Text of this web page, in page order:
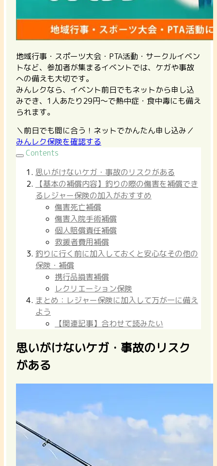
地域行事・スポーツ大会・PTA活動・サークルイベン
トなど、参加者が集まるイベントでは、ケガや事故
への備えも大切です。
みんレクなら、イベント前日でもネットから申し込
みでき、1人あたり29円〜で熱中症・食中毒にも備え
られます。
＼前日でも間に合う！ネットでかんたん申し込み／
みんレク保険を確認する
Contents
思いがけないケガ・事故のリスクがある
【基本の補償内容】釣りの際の傷害を補償でき
るレジャー保険の加入がおすすめ
傷害死亡補償
傷害入院手術補償
個人賠償責任補償
救援者費用補償
釣りに行く前に加入しておくと安心なその他の
保険・補償
携行品損害補償
レクリエーション保険
まとめ：レジャー保険に加入して万が一に備え
よう
【関連記事】合わせて読みたい
思いがけないケガ・事故のリスク
がある